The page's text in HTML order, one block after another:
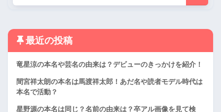
最近の投稿
竜星涼の本名や芸名の由来は？デビューのきっかけを紹介！
間宮祥太朗の本名は馬渡祥太郎！あだ名や読者モデル時代は
本名で活動？
星野源の本名は同じ？名前の由来は？卒アル画像を見て検